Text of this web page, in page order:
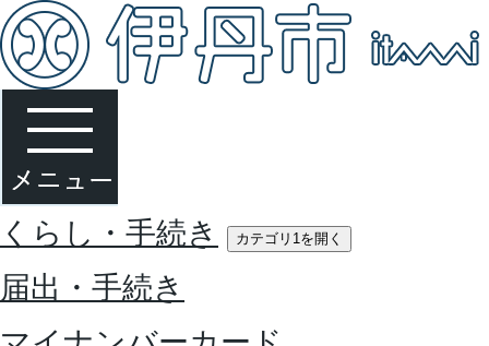
くらし・手続き カテゴリ1を開く
届出・手続き